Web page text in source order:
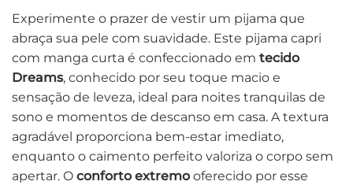
Experimente o prazer de vestir um pijama que
abraça sua pele com suavidade. Este pijama capri
com manga curta é confeccionado em tecido
Dreams, conhecido por seu toque macio e
sensação de leveza, ideal para noites tranquilas de
sono e momentos de descanso em casa. A textura
agradável proporciona bem-estar imediato,
enquanto o caimento perfeito valoriza o corpo sem
apertar. O conforto extremo oferecido por esse